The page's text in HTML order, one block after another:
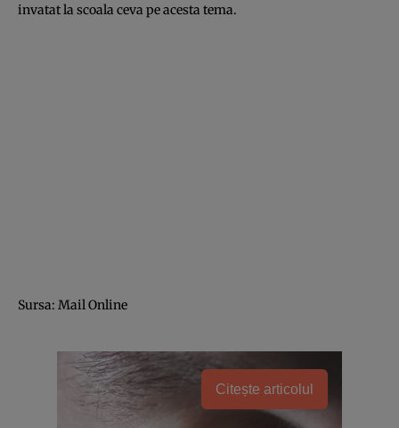
invatat la scoala ceva pe acesta tema.
Sursa: Mail Online
Citește articolul